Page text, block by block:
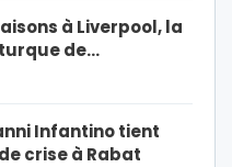
à Liverpool, la
de…
Infantino tient
crise à Rabat